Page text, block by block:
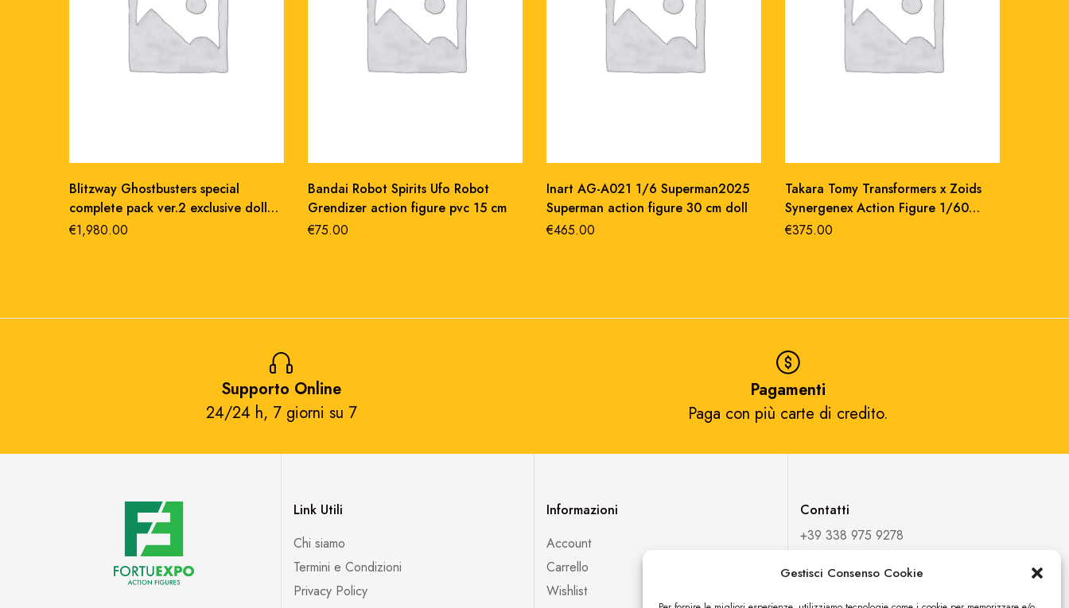
Gestisci Consenso Cookie
Blitzway Ghostbusters special
complete pack ver.2 exclusive doll
1/6 action figure 30cm
€1,980.00
Bandai Robot Spirits Ufo Robot
Grendizer action figure pvc 15 cm
€75.00
Inart AG-A021 1/6 Superman2025
Superman action figure 30 cm doll
€465.00
Takara Tomy Transformers x Zoids
Synergenex Action Figure 1/60
Shield-D-Prime 26 cm
€375.00
Supporto Online
24/24 h, 7 giorni su 7​
Pagamenti
Paga con più carte di credito.​
Link Utili
Chi siamo
Termini e Condizioni
Privacy Policy
Informazioni
Account
Carrello
Wishlist
Contatti
+39 338 975 9278